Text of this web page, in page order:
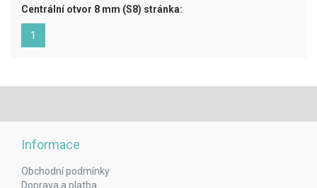
Centrální otvor 8 mm (S8) stránka:
1
Informace
Obchodní podmínky
Doprava a platba